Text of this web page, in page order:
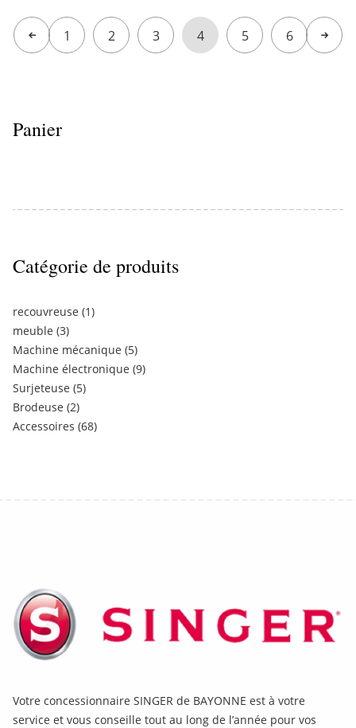
1 2 3 4 5
6
Panier
Catégorie de produits
recouvreuse (1)
meuble (3)
Machine mécanique (5)
Machine électronique (9)
Surjeteuse (5)
Brodeuse (2)
Accessoires (68)
Votre concessionnaire SINGER de BAYONNE est à votre
service et vous conseille tout au long de l’année pour vos